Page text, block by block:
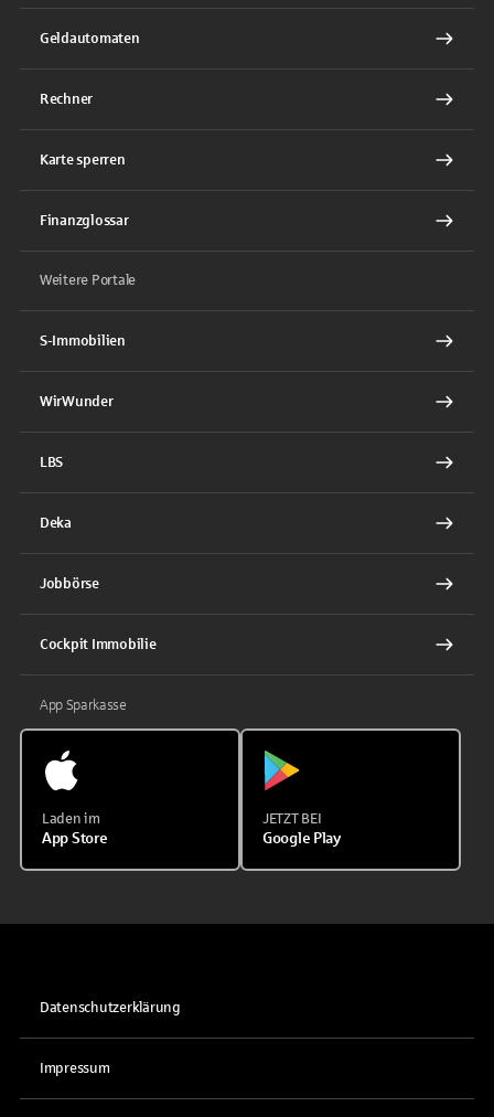
Geldautomaten
Rechner
Karte sperren
Finanzglossar
Weitere Portale
S-Immobilien
WirWunder
LBS
Deka
Jobbörse
Cockpit Immobilie
App Sparkasse
Laden im
App Store
JETZT BEI
Google Play
Datenschutzerklärung
Impressum